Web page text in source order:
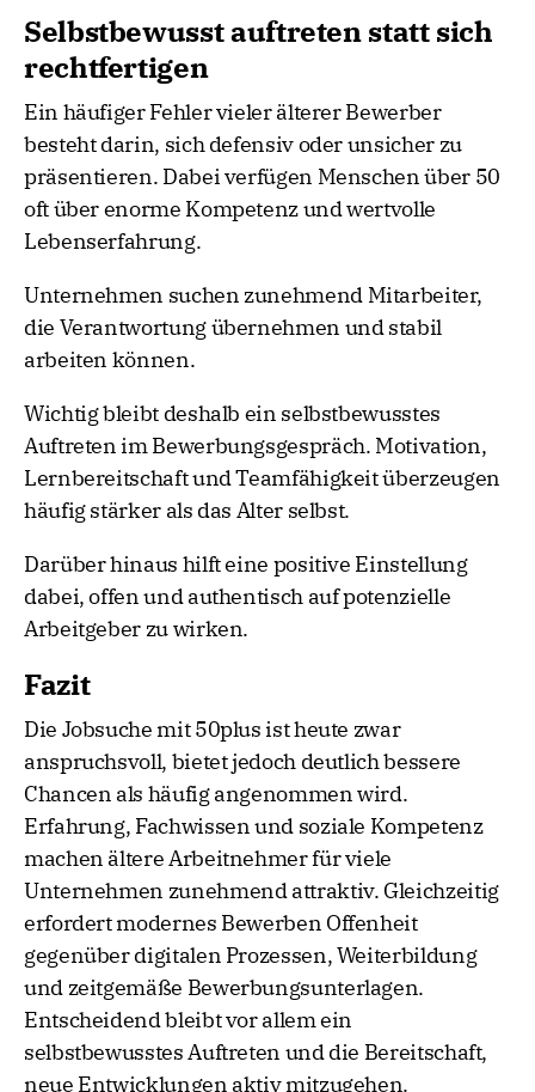
Selbstbewusst auftreten statt sich
rechtfertigen
Ein häufiger Fehler vieler älterer Bewerber
besteht darin, sich defensiv oder unsicher zu
präsentieren. Dabei verfügen Menschen über 50
oft über enorme Kompetenz und wertvolle
Lebenserfahrung.
Unternehmen suchen zunehmend Mitarbeiter,
die Verantwortung übernehmen und stabil
arbeiten können.
Wichtig bleibt deshalb ein selbstbewusstes
Auftreten im Bewerbungsgespräch. Motivation,
Lernbereitschaft und Teamfähigkeit überzeugen
häufig stärker als das Alter selbst.
Darüber hinaus hilft eine positive Einstellung
dabei, offen und authentisch auf potenzielle
Arbeitgeber zu wirken.
Fazit
Die Jobsuche mit 50plus ist heute zwar
anspruchsvoll, bietet jedoch deutlich bessere
Chancen als häufig angenommen wird.
Erfahrung, Fachwissen und soziale Kompetenz
machen ältere Arbeitnehmer für viele
Unternehmen zunehmend attraktiv. Gleichzeitig
erfordert modernes Bewerben Offenheit
gegenüber digitalen Prozessen, Weiterbildung
und zeitgemäße Bewerbungsunterlagen.
Entscheidend bleibt vor allem ein
selbstbewusstes Auftreten und die Bereitschaft,
neue Entwicklungen aktiv mitzugehen.